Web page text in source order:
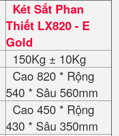
Két Sắt Phan
Thiết LX820 - E
Gold
150Kg ± 10Kg
Cao 820 * Rộng
540 * Sâu 560mm
Cao 450 * Rộng
430 * Sâu 350mm